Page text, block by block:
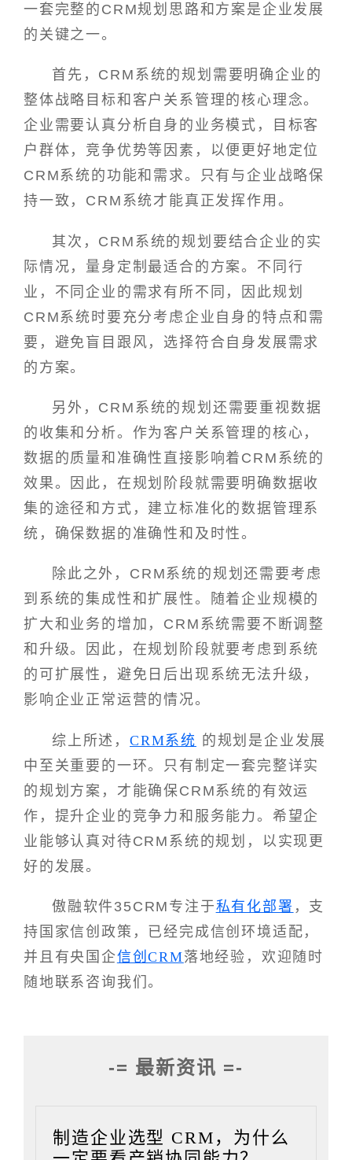
一套完整的CRM规划思路和方案是企业发展
的关键之一。
首先，CRM系统的规划需要明确企业的
整体战略目标和客户关系管理的核心理念。
企业需要认真分析自身的业务模式，目标客
户群体，竞争优势等因素，以便更好地定位
CRM系统的功能和需求。只有与企业战略保
持一致，CRM系统才能真正发挥作用。
其次，CRM系统的规划要结合企业的实
际情况，量身定制最适合的方案。不同行
业，不同企业的需求有所不同，因此规划
CRM系统时要充分考虑企业自身的特点和需
要，避免盲目跟风，选择符合自身发展需求
的方案。
另外，CRM系统的规划还需要重视数据
的收集和分析。作为客户关系管理的核心，
数据的质量和准确性直接影响着CRM系统的
效果。因此，在规划阶段就需要明确数据收
集的途径和方式，建立标准化的数据管理系
统，确保数据的准确性和及时性。
除此之外，CRM系统的规划还需要考虑
到系统的集成性和扩展性。随着企业规模的
扩大和业务的增加，CRM系统需要不断调整
和升级。因此，在规划阶段就要考虑到系统
的可扩展性，避免日后出现系统无法升级，
影响企业正常运营的情况。
综上所述， CRM系统 的规划是企业发展
中至关重要的一环。只有制定一套完整详实
的规划方案，才能确保CRM系统的有效运
作，提升企业的竞争力和服务能力。希望企
业能够认真对待CRM系统的规划，以实现更
好的发展。
傲融软件35CRM专注于私有化部署 ，支
持国家信创政策，已经完成信创环境适配，
并且有央国企信创CRM落地经验，欢迎随时
随地联系咨询我们。
-= 最新资讯 =-
制造企业选型 CRM，为什么